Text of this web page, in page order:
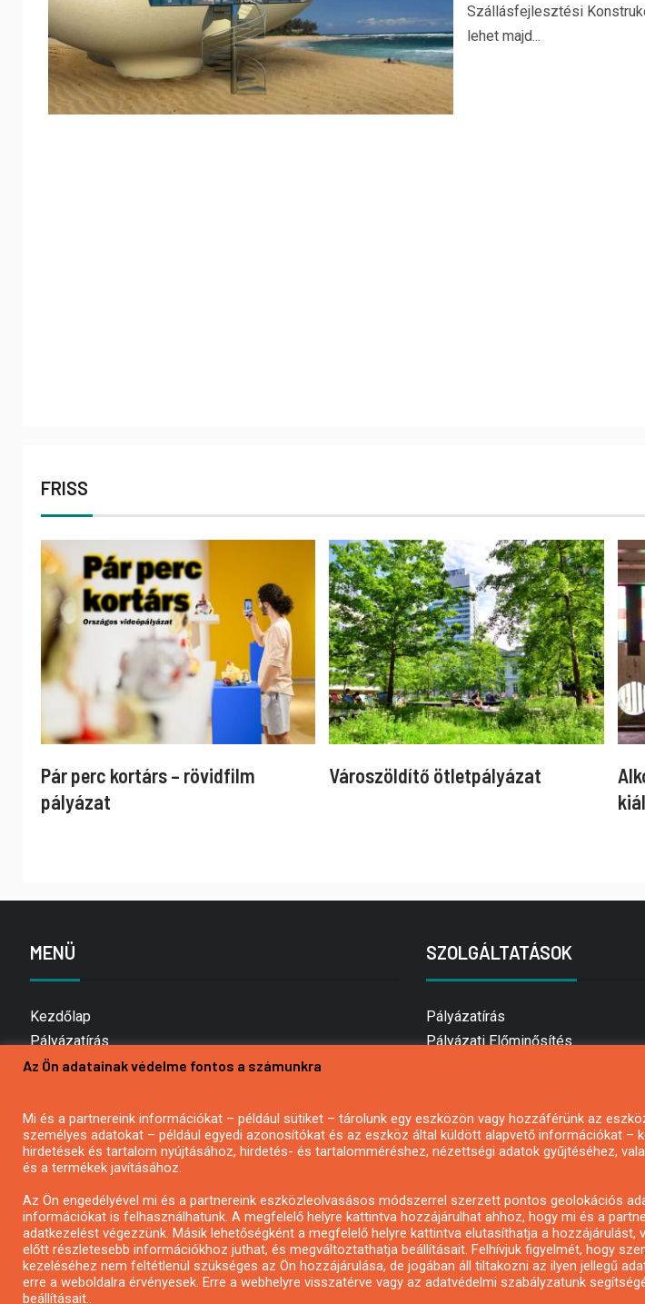
Szállásfejlesztési
lehet majd...
FRISS
Pár perc kortárs – rövidfilm
pályázat
Városzöldítő ötletpályázat
MENÜ
Kezdőlap
Pályázatírás
Bemutatkozás
Hírlevél feliratkozás
Impresszum
Kapcsolat
SZOLGÁLTATÁSOK
Pályázatírás
Pályázati Előminősítés
Mezőgazdasági pályázatírás
Pályázatírás magánszemélyeknek
Pályázatírás civil szervezeteknek
Pályázatfigyelés
Specifikus pályázatfigyelés vagy
Az Ön adatainak védelme fontos a számunkra
Mi és a partnereink információkat – például sütiket – tárolunk egy eszközön vagy hozzáférünk az
személyes adatokat – például egyedi azonosítókat és az eszköz által küldött alapvető információkat –
hirdetések és tartalom nyújtásához, hirdetés- és tartalomméréshez, nézettségi adatok gyűjtéséhez,
és a termékek javításához.
Az Ön engedélyével mi és a partnereink eszközleolvasásos módszerrel szerzett pontos geolokációs
információkat is felhasználhatunk. A megfelelő helyre kattintva hozzájárulhat ahhoz, hogy mi és a
adatkezelést végezzünk. Másik lehetőségként a megfelelő helyre kattintva elutasíthatja a hozzájárulást,
előtt részletesebb információkhoz juthat, és megváltoztathatja beállításait. Felhívjuk figyelmét, hogy
kezeléséhez nem feltétlenül szükséges az Ön hozzájárulása, de jogában áll tiltakozni az ilyen jellegű
erre a weboldalra érvényesek. Erre a webhelyre visszatérve vagy az adatvédelmi szabályzatunk
beállításait..